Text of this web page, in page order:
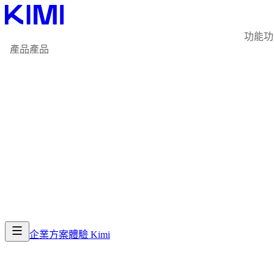
產品產品
功能
企業方案體驗 Kimi